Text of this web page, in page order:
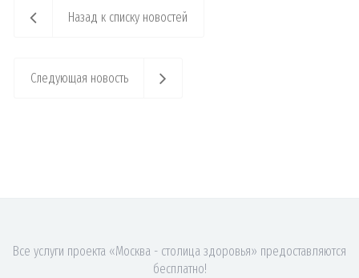
Назад к списку новостей
Следующая новость
Все услуги проекта «Москва - столица здоровья» предоставляются
бесплатно!